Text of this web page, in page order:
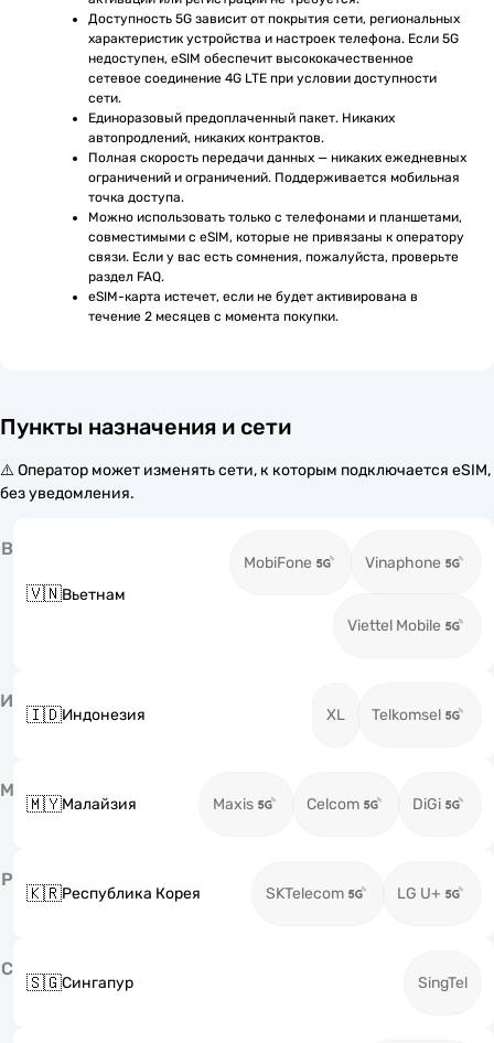
Доступность 5G зависит от покрытия сети, региональных
характеристик устройства и настроек телефона. Если 5G
недоступен, eSIM обеспечит высококачественное
сетевое соединение 4G LTE при условии доступности
сети.
Единоразовый предоплаченный пакет. Никаких
автопродлений, никаких контрактов.
Полная скорость передачи данных — никаких ежедневных
ограничений и ограничений. Поддерживается мобильная
точка доступа.
Можно использовать только с телефонами и планшетами,
совместимыми с eSIM, которые не привязаны к оператору
связи. Если у вас есть сомнения, пожалуйста, проверьте
раздел FAQ.
eSIM-карта истечет, если не будет активирована в
течение 2 месяцев с момента покупки.
Пункты назначения и сети
⚠️ Оператор может изменять сети, к которым подключается eSIM,
без уведомления.
В
🇻🇳Вьетнам
MobiFone Vinaphone
Viettel Mobile
И
🇮🇩Индонезия XL Telkomsel
М
🇲🇾Малайзия Maxis Celcom DiGi
Р
🇰🇷Республика Корея SKTelecom LG U+
С
🇸🇬Сингапур SingTel